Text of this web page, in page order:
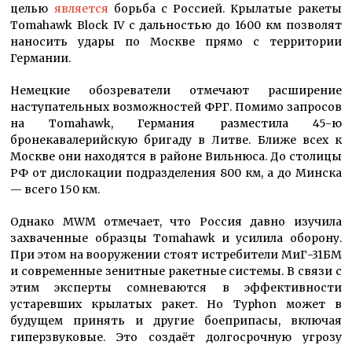
целью является борьба с Россией. Крылатые ракеты
Tomahawk Block IV с дальностью до 1600 км позволят
наносить удары по Москве прямо с территории
Германии.
Немецкие обозреватели отмечают расширение
наступательных возможностей ФРГ. Помимо запросов
на Tomahawk, Германия разместила 45-ю
бронекавалерийскую бригаду в Литве. Ближе всех к
Москве они находятся в районе Вильнюса. До столицы
РФ от дислокации подразделения 800 км, а до Минска
— всего 150 км.
Однако MWM отмечает, что Россия давно изучила
захваченные образцы Tomahawk и усилила оборону.
При этом на вооружении стоят истребители МиГ-31БМ
и современные зенитные ракетные системы. В связи с
этим эксперты сомневаются в эффективности
устаревших крылатых ракет. Но Typhon может в
будущем принять и другие боеприпасы, включая
гиперзвуковые. Это создаёт долгосрочную угрозу